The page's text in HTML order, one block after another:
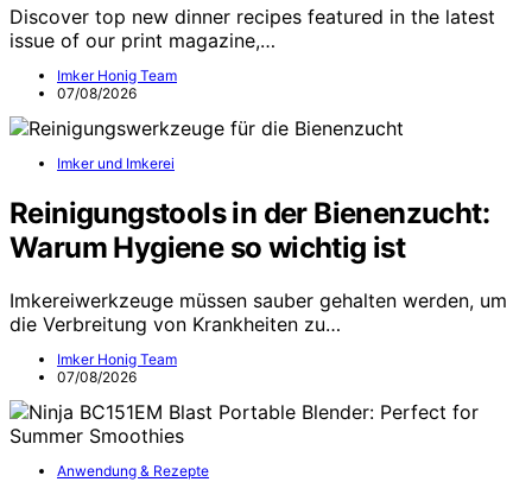
Discover top new dinner recipes featured in the latest
issue of our print magazine,…
Imker Honig Team
07/08/2026
Imker und Imkerei
Reinigungstools in der Bienenzucht:
Warum Hygiene so wichtig ist
Imkereiwerkzeuge müssen sauber gehalten werden, um
die Verbreitung von Krankheiten zu…
Imker Honig Team
07/08/2026
Anwendung & Rezepte